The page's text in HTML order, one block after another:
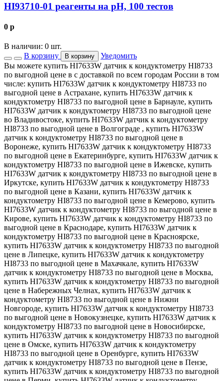
HI93710-01 реагенты на рН, 100 тестов
0 p
В наличии: 0 шт.
В корзину
В корзину
Уведомить
Вы можете купить HI7633W датчик к кондуктометру HI8733
по выгодной цене в с доставкой по всем городам России в том
числе: купить HI7633W датчик к кондуктометру HI8733 по
выгодной цене в Астрахане, купить HI7633W датчик к
кондуктометру HI8733 по выгодной цене в Барнауле, купить
HI7633W датчик к кондуктометру HI8733 по выгодной цене
во Владивостоке, купить HI7633W датчик к кондуктометру
HI8733 по выгодной цене в Волгограде , купить HI7633W
датчик к кондуктометру HI8733 по выгодной цене в
Воронеже, купить HI7633W датчик к кондуктометру HI8733
по выгодной цене в Екатеринбурге, купить HI7633W датчик к
кондуктометру HI8733 по выгодной цене в Ижевске, купить
HI7633W датчик к кондуктометру HI8733 по выгодной цене в
Иркутске, купить HI7633W датчик к кондуктометру HI8733
по выгодной цене в Казани, купить HI7633W датчик к
кондуктометру HI8733 по выгодной цене в Кемерово, купить
HI7633W датчик к кондуктометру HI8733 по выгодной цене в
Кирове, купить HI7633W датчик к кондуктометру HI8733 по
выгодной цене в Краснодаре, купить HI7633W датчик к
кондуктометру HI8733 по выгодной цене в Красноярске,
купить HI7633W датчик к кондуктометру HI8733 по выгодной
цене в Липецке, купить HI7633W датчик к кондуктометру
HI8733 по выгодной цене в Махачкале, купить HI7633W
датчик к кондуктометру HI8733 по выгодной цене в Москва,
купить HI7633W датчик к кондуктометру HI8733 по выгодной
цене в Набережных Челнах, купить HI7633W датчик к
кондуктометру HI8733 по выгодной цене в Нижни
Новгороде, купить HI7633W датчик к кондуктометру HI8733
по выгодной цене в Новокузнецке, купить HI7633W датчик к
кондуктометру HI8733 по выгодной цене в Новосибирске,
купить HI7633W датчик к кондуктометру HI8733 по выгодной
цене в Омске, купить HI7633W датчик к кондуктометру
HI8733 по выгодной цене в Оренбурге, купить HI7633W
датчик к кондуктометру HI8733 по выгодной цене в Пензе,
купить HI7633W датчик к кондуктометру HI8733 по выгодной